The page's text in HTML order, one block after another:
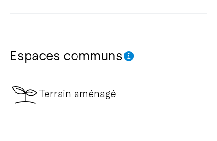
Espaces communs
Terrain aménagé